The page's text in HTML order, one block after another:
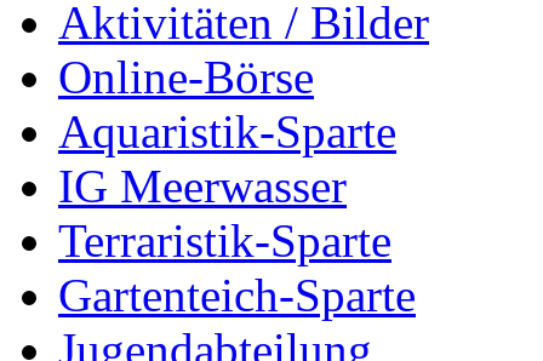
Aktivitäten / Bilder
Online-Börse
Aquaristik-Sparte
IG Meerwasser
Terraristik-Sparte
Gartenteich-Sparte
Jugendabteilung